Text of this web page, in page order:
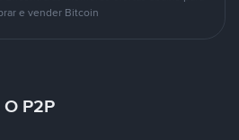
e vender Bitcoin
P2P